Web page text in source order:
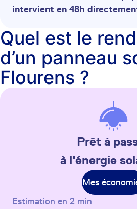
intervient en 48h
Quel est le
d’un panneau
Flourens ?
Prêt à
à l'énergie
Mes
Estimation en 2 min